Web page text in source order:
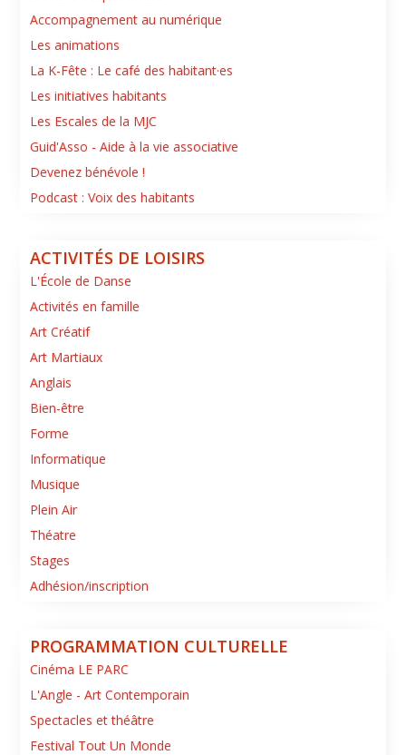
Accompagnement au numérique
Les animations
La K-Fête : Le café des habitant·es
Les initiatives habitants
Les Escales de la MJC
Guid'Asso - Aide à la vie associative
Devenez bénévole !
Podcast : Voix des habitants
ACTIVITÉS DE LOISIRS
L'École de Danse
Activités en famille
Art Créatif
Art Martiaux
Anglais
Bien-être
Forme
Informatique
Musique
Plein Air
Théatre
Stages
Adhésion/inscription
PROGRAMMATION CULTURELLE
Cinéma LE PARC
L'Angle - Art Contemporain
Spectacles et théâtre
Festival Tout Un Monde